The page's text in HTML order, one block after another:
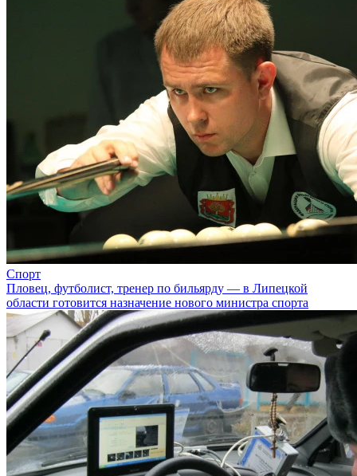
Спорт
Пловец, футболист, тренер по бильярду — в Липецкой
области готовится назначение нового министра спорта